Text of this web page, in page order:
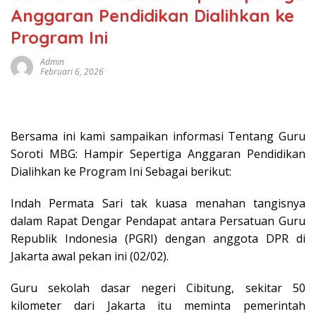
Anggaran Pendidikan Dialihkan ke
Program Ini
Admin
Februari 6, 2026
Bersama ini kami sampaikan informasi Tentang Guru
Soroti MBG: Hampir Sepertiga Anggaran Pendidikan
Dialihkan ke Program Ini Sebagai berikut:
Indah Permata Sari tak kuasa menahan tangisnya
dalam Rapat Dengar Pendapat antara Persatuan Guru
Republik Indonesia (PGRI) dengan anggota DPR di
Jakarta awal pekan ini (02/02).
Guru sekolah dasar negeri Cibitung, sekitar 50
kilometer dari Jakarta itu meminta pemerintah